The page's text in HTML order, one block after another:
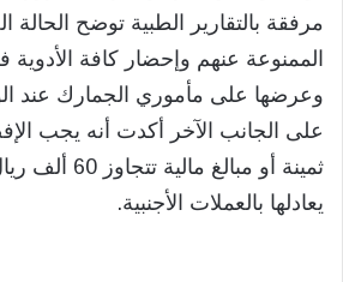
مرفقة بالتقارير الطبية توضح الحالة
الممنوعة عنهم وإحضار كافة الأدوية
وعرضها على مأموري الجمارك عند
على الجانب الآخر أكدت أنه يجب
ثمينة أو مبالغ
يعادلها بالعملات الأجنبية.